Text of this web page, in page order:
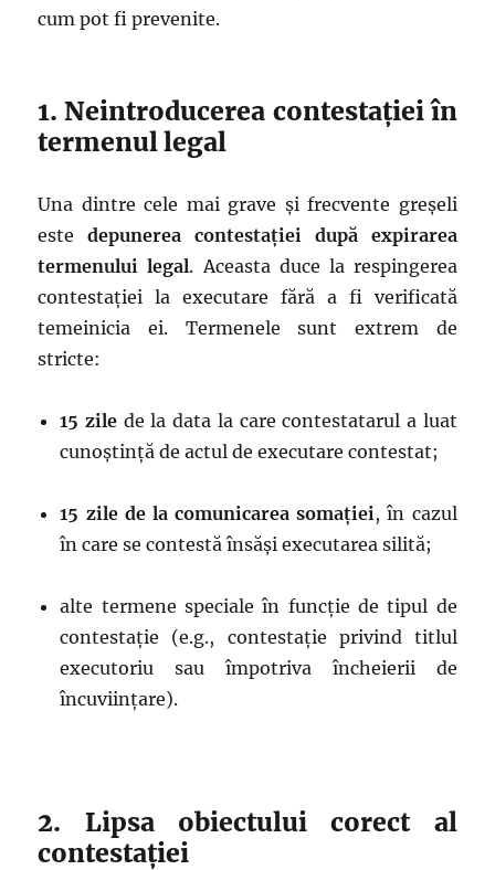
cum pot fi prevenite.
1. Neintroducerea contestației în
termenul legal
Una dintre cele mai grave și frecvente greșeli
estedepunerea contestației după expirarea
termenului legal. Aceasta duce la respingerea
contestației la executare fără a fi verificată
temeinicia ei. Termenele sunt extrem de
stricte:
15 zile de la data la care contestatarul a luat
cunoștință de actul de executare contestat;
15 zile de la comunicarea somației, în cazul
în care se contestă însăși executarea silită;
alte termene speciale în funcție de tipul de
contestație (e.g., contestație privind titlul
executoriu sau împotriva încheierii de
încuviințare).
2. Lipsa obiectului corect al
contestației